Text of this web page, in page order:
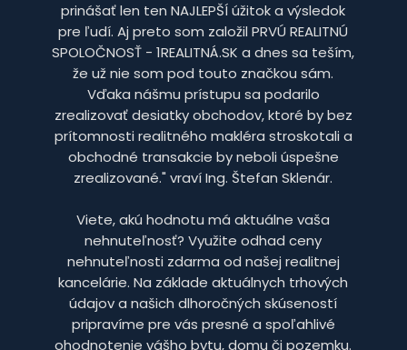
prinášať len ten NAJLEPŠÍ úžitok a výsledok
pre ľudí. Aj preto som založil PRVÚ REALITNÚ
SPOLOČNOSŤ - 1REALITNÁ.SK a dnes sa teším,
že už nie som pod touto značkou sám.
Vďaka nášmu prístupu sa podarilo
zrealizovať desiatky obchodov, ktoré by bez
prítomnosti realitného makléra stroskotali a
obchodné transakcie by neboli úspešne
zrealizované." vraví Ing. Štefan Sklenár.
Viete, akú hodnotu má aktuálne vaša
nehnuteľnosť? Využite odhad ceny
nehnuteľnosti zdarma od našej realitnej
kancelárie. Na základe aktuálnych trhových
údajov a našich dlhoročných skúseností
pripravíme pre vás presné a spoľahlivé
ohodnotenie vášho bytu, domu či pozemku.